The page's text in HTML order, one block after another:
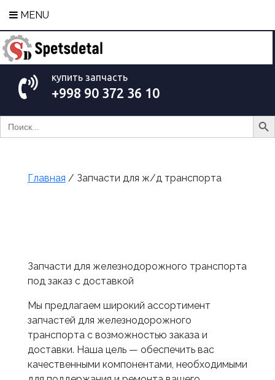
MENU
купить запчасть
+998 90 372 36 10
Search
for:
Search
Главная / Запчасти для ж/д транспорта
Запчасти для железнодорожного транспорта
под заказ с доставкой
Мы предлагаем широкий ассортимент
запчастей для железнодорожного
транспорта с возможностью заказа и
доставки. Наша цель — обеспечить вас
качественными компонентами, необходимыми